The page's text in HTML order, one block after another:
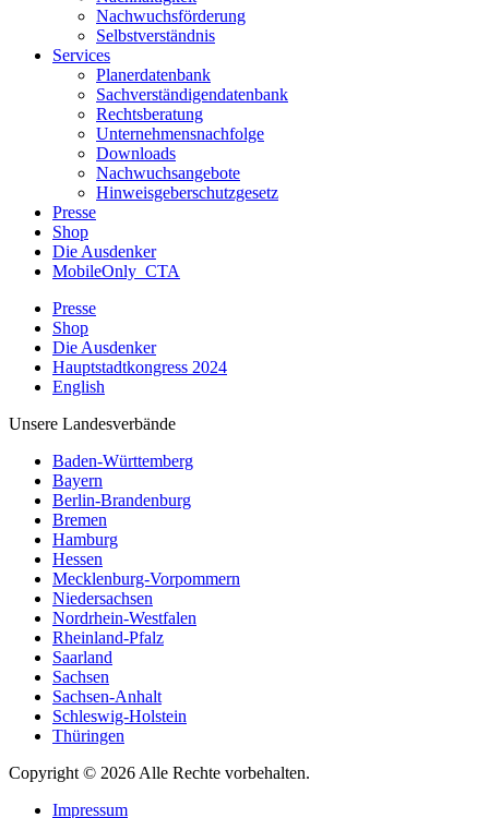
Nachwuchsförderung
Selbstverständnis
Services
Planerdatenbank
Sachverständigendatenbank
Rechtsberatung
Unternehmensnachfolge
Downloads
Nachwuchsangebote
Hinweisgeberschutzgesetz
Presse
Shop
Die Ausdenker
MobileOnly_CTA
Presse
Shop
Die Ausdenker
Hauptstadtkongress 2024
English
Unsere Landesverbände
Baden-Württemberg
Bayern
Berlin-Brandenburg
Bremen
Hamburg
Hessen
Mecklenburg-Vorpommern
Niedersachsen
Nordrhein-Westfalen
Rheinland-Pfalz
Saarland
Sachsen
Sachsen-Anhalt
Schleswig-Holstein
Thüringen
Copyright © 2026 Alle Rechte vorbehalten.
Impressum